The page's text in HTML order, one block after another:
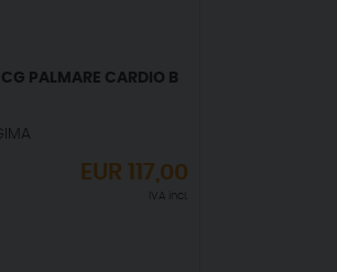
PALMARE CARDIO B
EUR 117,00
IVA incl.